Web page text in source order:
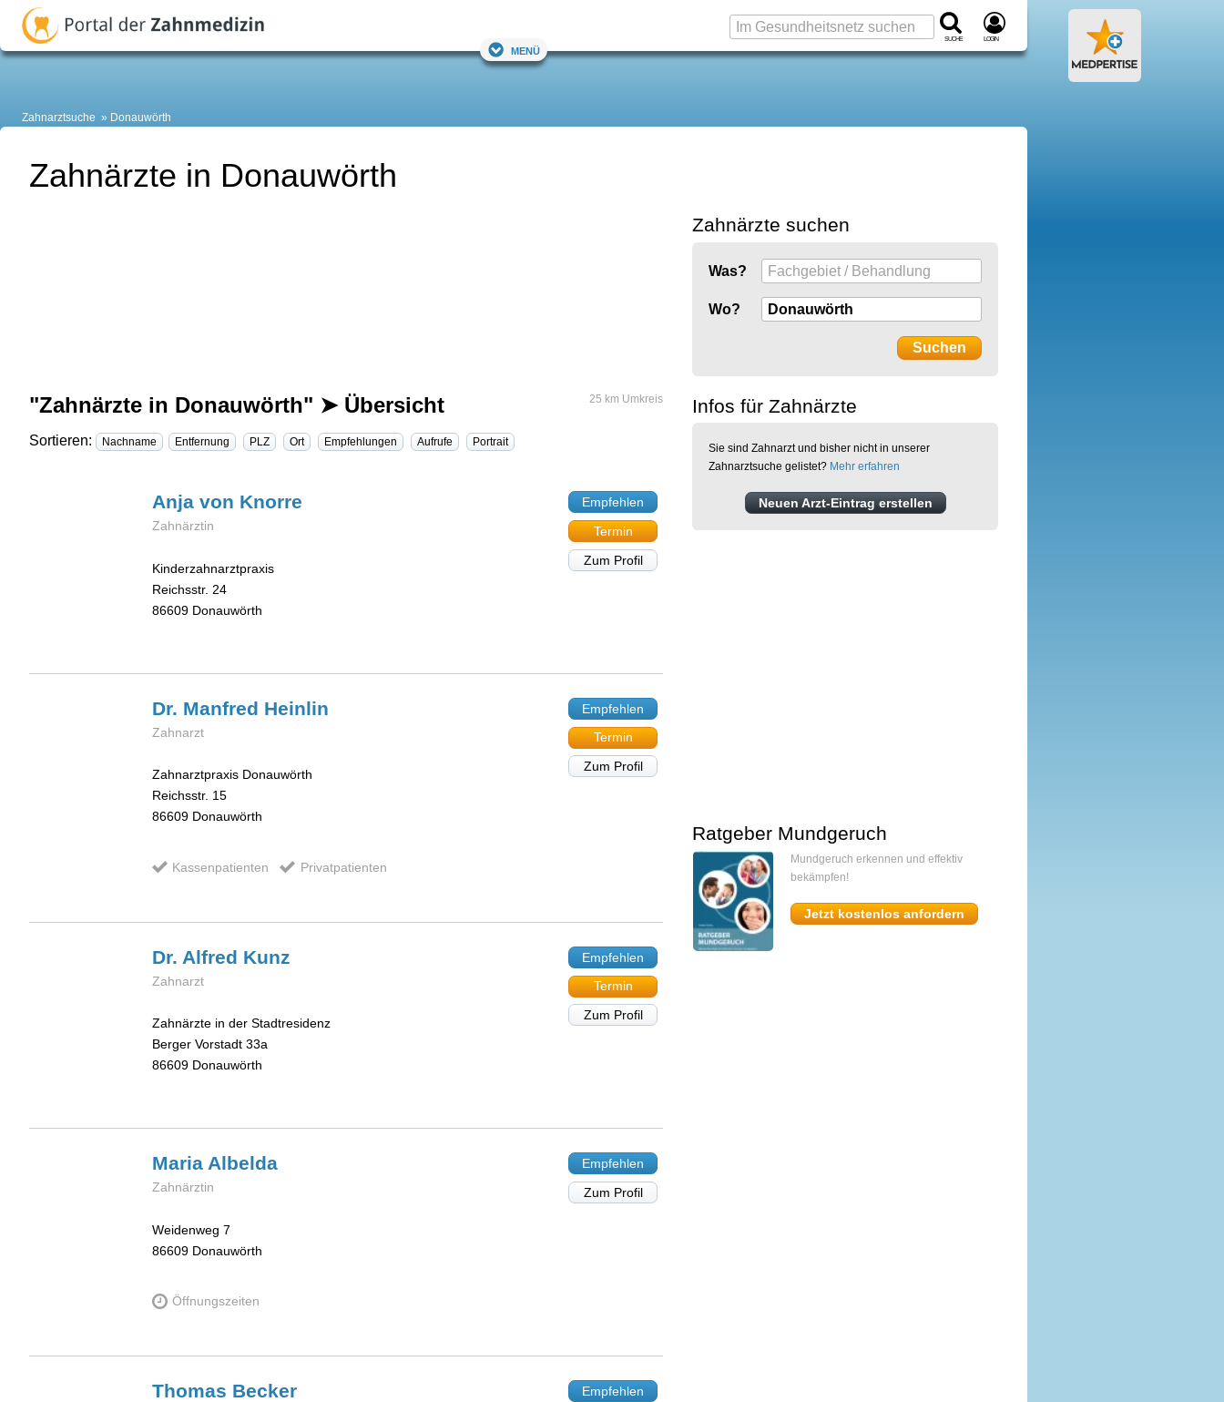
Suche Login
Menü
Zahnarztsuche Donauwörth
Zahnärzte in Donauwörth
"Zahnärzte in Donauwörth" ➤ Übersicht 25 km Umkreis
Sortieren: Nachname Entfernung PLZ Ort Empfehlungen Aufrufe Portrait
Anja von Knorre
Zahnärztin
Kinderzahnarztpraxis
Reichsstr. 24
86609 Donauwörth
Empfehlen
Termin
Zum Profil
Dr. Manfred Heinlin
Zahnarzt
Zahnarztpraxis Donauwörth
Reichsstr. 15
86609 Donauwörth
Kassenpatienten Privatpatienten
Empfehlen
Termin
Zum Profil
Dr. Alfred Kunz
Zahnarzt
Zahnärzte in der Stadtresidenz
Berger Vorstadt 33a
86609 Donauwörth
Empfehlen
Termin
Zum Profil
Maria Albelda
Zahnärztin
Weidenweg 7
86609 Donauwörth
Öffnungszeiten
Empfehlen
Zum Profil
Thomas Becker
Empfehlen
Zahnärzte suchen
Was?
Wo?
Infos für Zahnärzte
Sie sind Zahnarzt und bisher nicht in unserer
Zahnarztsuche gelistet? Mehr erfahren
Neuen Arzt-Eintrag erstellen
Ratgeber Mundgeruch
Mundgeruch erkennen und effektiv
bekämpfen!
Jetzt kostenlos anfordern